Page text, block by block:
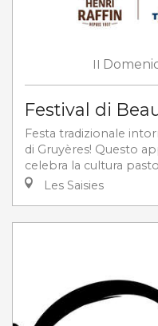
Il
Festival di
Festa tradizionale
di Gruyères! Questo
celebra la cultura
Les Saisies